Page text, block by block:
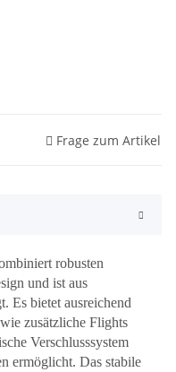
Frage zum Artikel
robusten
und ist aus
Es bietet ausreichend
zusätzliche Flights
Verschlusssystem
ermöglicht. Das stabile